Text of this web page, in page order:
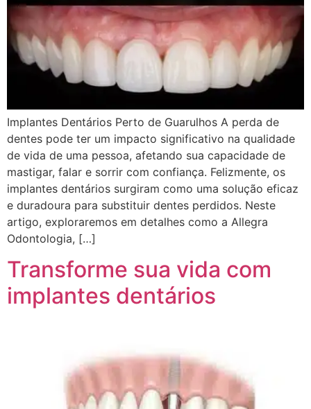
Implantes Dentários Perto de Guarulhos A perda de
dentes pode ter um impacto significativo na qualidade
de vida de uma pessoa, afetando sua capacidade de
mastigar, falar e sorrir com confiança. Felizmente, os
implantes dentários surgiram como uma solução eficaz
e duradoura para substituir dentes perdidos. Neste
artigo, exploraremos em detalhes como a Allegra
Odontologia, […]
Transforme sua vida com
implantes dentários